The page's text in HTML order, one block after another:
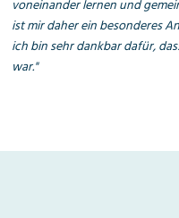
voneinander lernen und
ist mir daher ein besonderes
ich bin sehr dankbar dafür,
war."